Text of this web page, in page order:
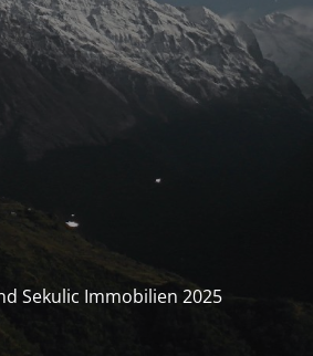
Sekulic Immobilien 2025